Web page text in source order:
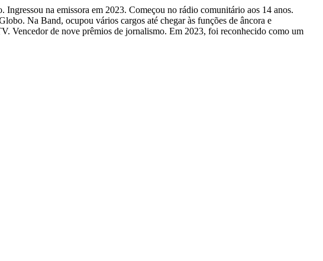
na emissora em 2023. Começou no rádio comunitário aos 14 anos.
Na Band, ocupou vários cargos até chegar às funções de âncora e
Vencedor de nove prêmios de jornalismo. Em 2023, foi reconhecido como um